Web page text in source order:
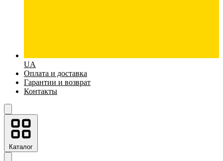
UA
Оплата и доставка
Гарантии и возврат
Контакты
Каталог